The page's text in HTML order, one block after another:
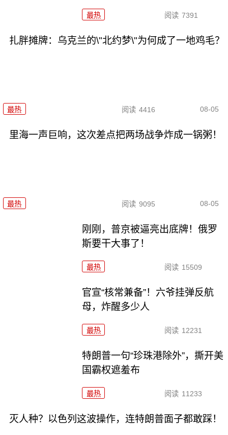
最热 阅读 7391
扎胖摊牌：乌克兰的\"北约梦\"为何成了一地鸡毛？
最热 阅读 4416 08-05
里海一声巨响，这次差点把两场战争炸成一锅粥！
最热 阅读 9095 08-05
刚刚，普京被逼亮出底牌！俄罗
斯要干大事了！
最热 阅读 15509
官宣“核常兼备”！六爷挂弹反航
母，炸醒多少人
最热 阅读 12231
特朗普一句“珍珠港除外”，撕开美
国霸权遮羞布
最热 阅读 11233
灭人种？以色列这波操作，连特朗普面子都敢踩！